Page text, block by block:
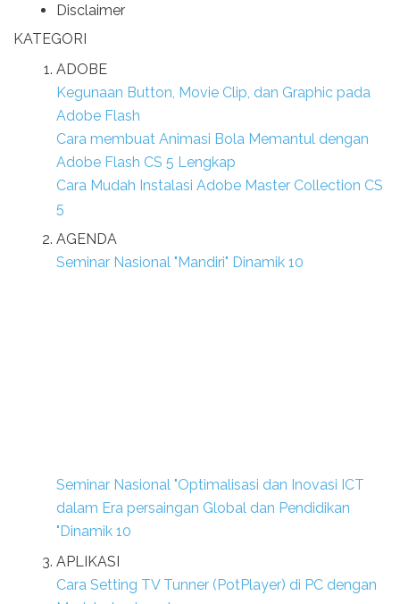
Disclaimer
KATEGORI
ADOBE
Kegunaan Button, Movie Clip, dan Graphic pada
Adobe Flash
Cara membuat Animasi Bola Memantul dengan
Adobe Flash CS 5 Lengkap
Cara Mudah Instalasi Adobe Master Collection CS
5
AGENDA
Seminar Nasional "Mandiri" Dinamik 10
Seminar Nasional "Optimalisasi dan Inovasi ICT
dalam Era persaingan Global dan Pendidikan
"Dinamik 10
APLIKASI
Cara Setting TV Tunner (PotPlayer) di PC dengan